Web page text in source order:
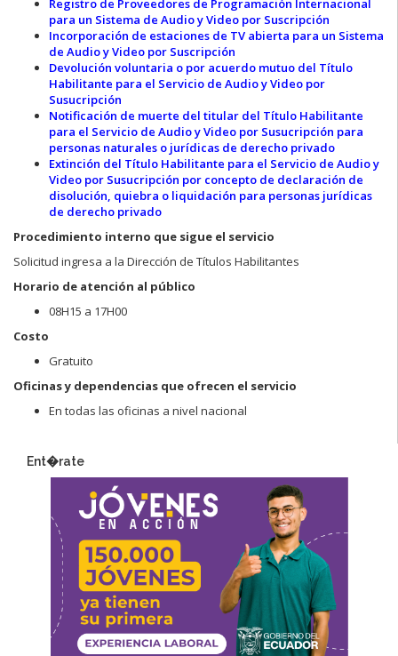
Registro de Proveedores de Programación Internacional
para un Sistema de Audio y Video por Suscripción
Incorporación de estaciones de TV abierta para un Sistema
de Audio y Video por Suscripción
Devolución voluntaria o por acuerdo mutuo del Título
Habilitante para el Servicio de Audio y Video por
Susucripción
Notificación de muerte del titular del Título Habilitante
para el Servicio de Audio y Video por Susucripción para
personas naturales o jurídicas de derecho privado
Extinción del Título Habilitante para el Servicio de Audio y
Video por Susucripción por concepto de declaración de
disolución, quiebra o liquidación para personas jurídicas
de derecho privado
Procedimiento interno que sigue el servicio
Solicitud ingresa a la Dirección de Títulos Habilitantes
Horario de atención al público
08H15 a 17H00
Costo
Gratuito
Oficinas y dependencias que ofrecen el servicio
En todas las oficinas a nivel nacional
Ent�rate